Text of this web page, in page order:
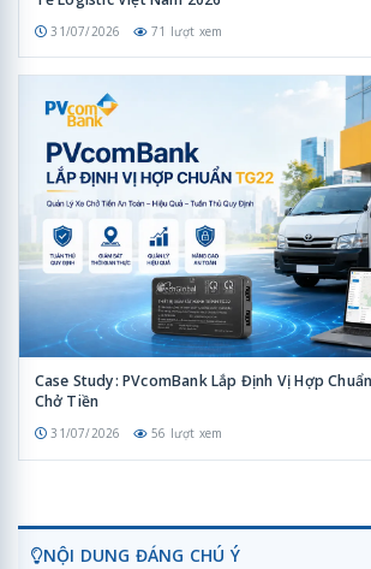
31/07/2026 71 lượt xem
Case Study: PVcomBank Lắp Định Vị Hợp
Chở Tiền
31/07/2026 56 lượt xem
NỘI DUNG ĐÁNG CHÚ Ý